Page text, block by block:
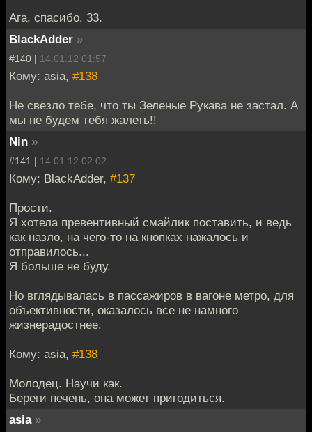
Ага, спасибо. 33.
BlackAdder »
#140 | 14.01.12 01:57
Кому: asia, #138
Не свезло тебе, что ты Зеленые Рукава не застал. А
мы не будем тебя жалеть!!
Nin »
#141 | 14.01.12 02:02
Кому: BlackAdder, #137
Прости.
Я хотела превентивный смайлик поставить, и ведь
как назло, на чего-то на кнопках нажалось и
отправилось...
Я больше не буду.
Но вглядывалась в пассажиров в вагоне метро, для
объективности, оказалось все не намного
жизнерадостнее.
Кому: asia, #138
Молодец. Научи как.
Береги печень, она может пригодиться.
asia »